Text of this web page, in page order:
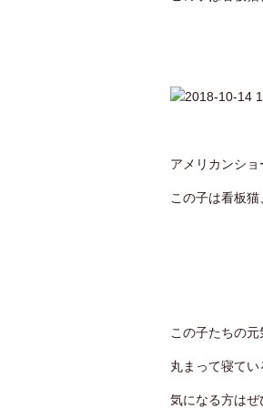
アメリカンシ
この子は看板猫
この子たちの
丸まって寝て
気になる方はぜ